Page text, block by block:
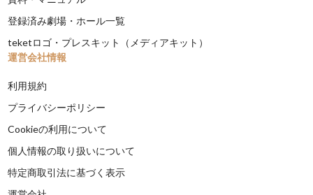
登録済み劇場・ホール一覧
teketロゴ・プレスキット（メディアキット）
運営会社情報
利用規約
プライバシーポリシー
Cookieの利用について
個人情報の取り扱いについて
特定商取引法に基づく表示